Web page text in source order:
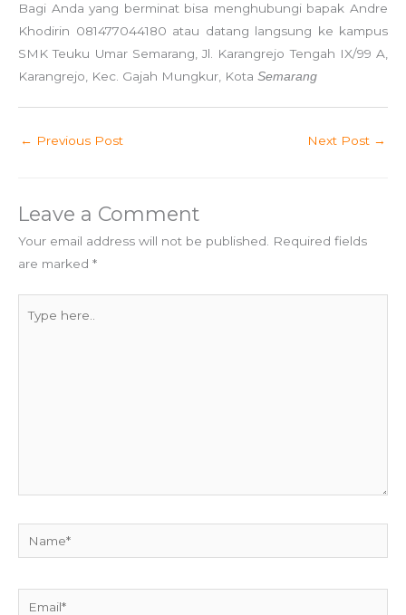
Bagi Anda yang berminat bisa menghubungi bapak Andre
Khodirin 081477044180 atau datang langsung ke kampus
SMK Teuku Umar Semarang, Jl. Karangrejo Tengah IX/99 A,
Karangrejo, Kec. Gajah Mungkur, Kota Semarang
← Previous Post Next Post →
Leave a Comment
Your email address will not be published. Required fields
are marked *
here..